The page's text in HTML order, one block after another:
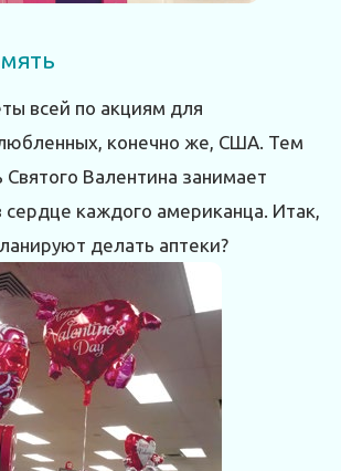
всей по акциям для
конечно же, США. Тем
Валентина занимает
сердце каждого американца. Итак,
делать аптеки?